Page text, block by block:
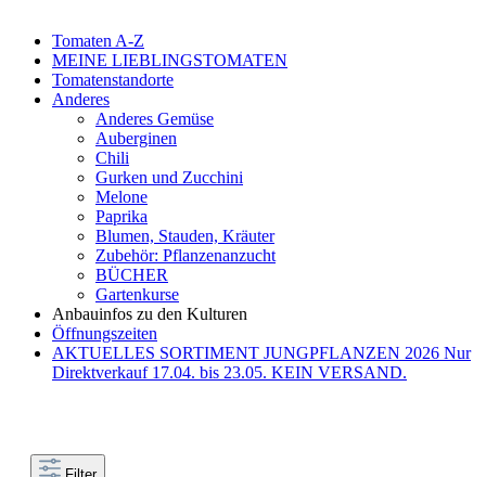
Tomaten A-Z
MEINE LIEBLINGSTOMATEN
Tomatenstandorte
Anderes
Anderes Gemüse
Auberginen
Chili
Gurken und Zucchini
Melone
Paprika
Blumen, Stauden, Kräuter
Zubehör: Pflanzenanzucht
BÜCHER
Gartenkurse
Anbauinfos zu den Kulturen
Öffnungszeiten
AKTUELLES SORTIMENT JUNGPFLANZEN 2026 Nur
Direktverkauf 17.04. bis 23.05. KEIN VERSAND.